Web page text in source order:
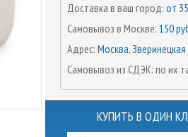
Доставка в ваш город: от
Самовывоз в Москве: 150
Адрес: Москва, Зверинецкая
Самовывоз из СДЭК: по их
КУПИТЬ В ОДИН